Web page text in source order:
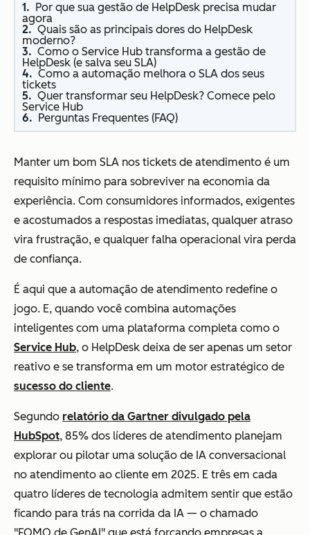
Por que sua gestão de HelpDesk precisa mudar
agora
Quais são as principais dores do HelpDesk
moderno?
Como o Service Hub transforma a gestão de
HelpDesk (e salva seu SLA)
Como a automação melhora o SLA dos seus
tickets
Quer transformar seu HelpDesk? Comece pelo
Service Hub
Perguntas Frequentes (FAQ)
Manter um bom SLA nos tickets de atendimento é um
requisito mínimo para sobreviver na economia da
experiência. Com consumidores informados, exigentes
e acostumados a respostas imediatas, qualquer atraso
vira frustração, e qualquer falha operacional vira perda
de confiança.
É aqui que a automação de atendimento redefine o
jogo. E, quando você combina automações
inteligentes com uma plataforma completa como o
Service Hub, o HelpDesk deixa de ser apenas um setor
reativo e se transforma em um motor estratégico de
sucesso do cliente.
Segundo relatório da Gartner divulgado pela
HubSpot, 85% dos líderes de atendimento planejam
explorar ou pilotar uma solução de IA conversacional
no atendimento ao cliente em 2025. E três em cada
quatro líderes de tecnologia admitem sentir que estão
ficando para trás na corrida da IA — o chamado